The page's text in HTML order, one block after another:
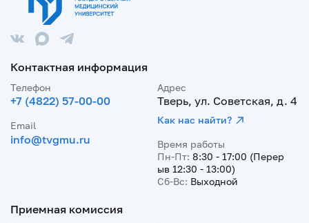
Контактная информация
Телефон
+7 (4822) 57-00-00
Email
info@tvgmu.ru
Адрес
Тверь, ул. Советская, д. 4
Как нас найти?
Время работы
Пн-Пт: 8:30 - 17:00 (Перер
ыв 12:30 - 13:00)
Сб-Вс: Выходной
Приемная комиссия